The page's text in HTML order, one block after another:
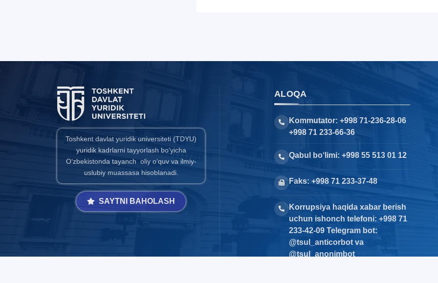
Toshkent davlat yuridik universiteti (TDYU)
yuridik kadrlarni tayyorlash bo‘yicha
O‘zbekistonda tayanch oliy o‘quv va ilmiy-
uslubiy muassasa hisoblanadi.
SAYTNI BAHOLASH
ALOQA
Kommutator: +998 71-236-28-06
+998 71 233-66-36
Qabul bo‘limi: +998 55 513 01 12
Faks: +998 71 233-37-48
Korrupsiya haqida xabar berish
uchun ishonch telefoni: +998 71
233-42-09 Telegram bot:
@tsul_anticorbot va
@tsul_anonimbot